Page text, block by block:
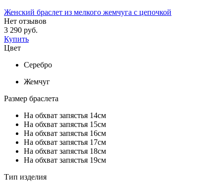
Женский браслет из мелкого жемчуга с цепочкой
Нет отзывов
3 290 руб.
Купить
Цвет
Серебро
Жемчуг
Размер браслета
На обхват запястья 14см
На обхват запястья 15см
На обхват запястья 16см
На обхват запястья 17см
На обхват запястья 18см
На обхват запястья 19см
Тип изделия